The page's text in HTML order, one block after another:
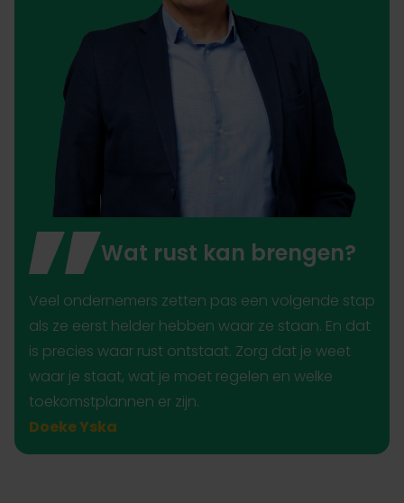
Wat rust kan brengen?
Veel ondernemers zetten pas een volgende stap
als ze eerst helder hebben waar ze staan. En dat
is precies waar rust ontstaat. Zorg dat je weet
waar je staat, wat je moet regelen en welke
toekomstplannen er zijn.
Doeke Yska